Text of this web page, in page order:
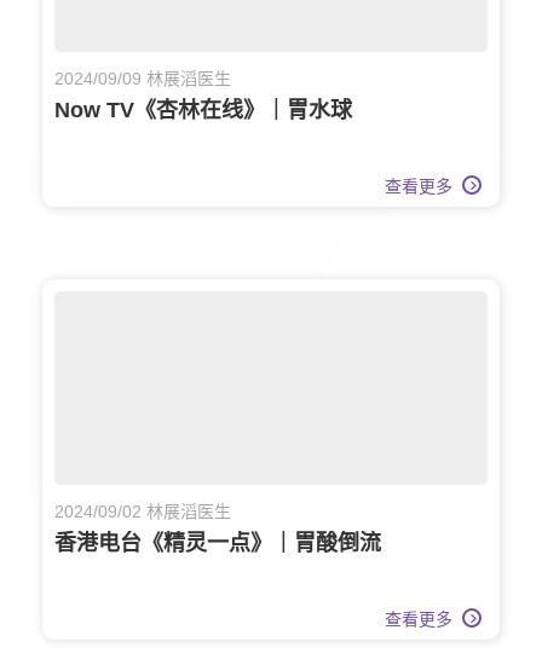
2024/09/09 林展滔医生
Now TV《杏林在线》｜胃水球
查看更多
2024/09/02 林展滔医生
香港电台《精灵一点》｜胃酸倒流
查看更多